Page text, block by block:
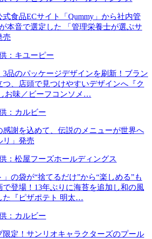
式食品ECサイト「Qummy」から社内管
本音で選定した 「管理栄養士が選ぶサ
売
：キユーピー
3品のパッケージデザインを刷新！ブラン
つ、店頭で見つけやすいデザインへ『ク
お味／ビーフコンソメ…
：カルビー
感謝を込めて、伝説のメニューが世界へ
リ」発売
：松屋フーズホールディングス
」の袋が“捨てるだけ”から“楽しめる”も
で登場！13年ぶりに海苔を追加し和の風
た『ピザポテト 明太…
：カルビー
限定！サンリオキャラクターズのプール